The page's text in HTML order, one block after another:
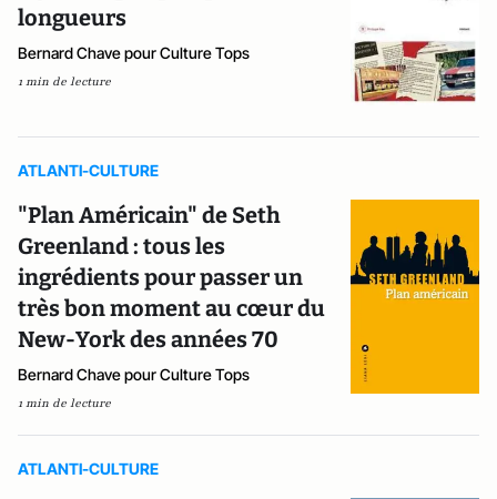
longueurs
Bernard Chave pour Culture Tops
1 min de lecture
ATLANTI-CULTURE
"Plan Américain" de Seth
Greenland : tous les
ingrédients pour passer un
très bon moment au cœur du
New-York des années 70
Bernard Chave pour Culture Tops
1 min de lecture
ATLANTI-CULTURE